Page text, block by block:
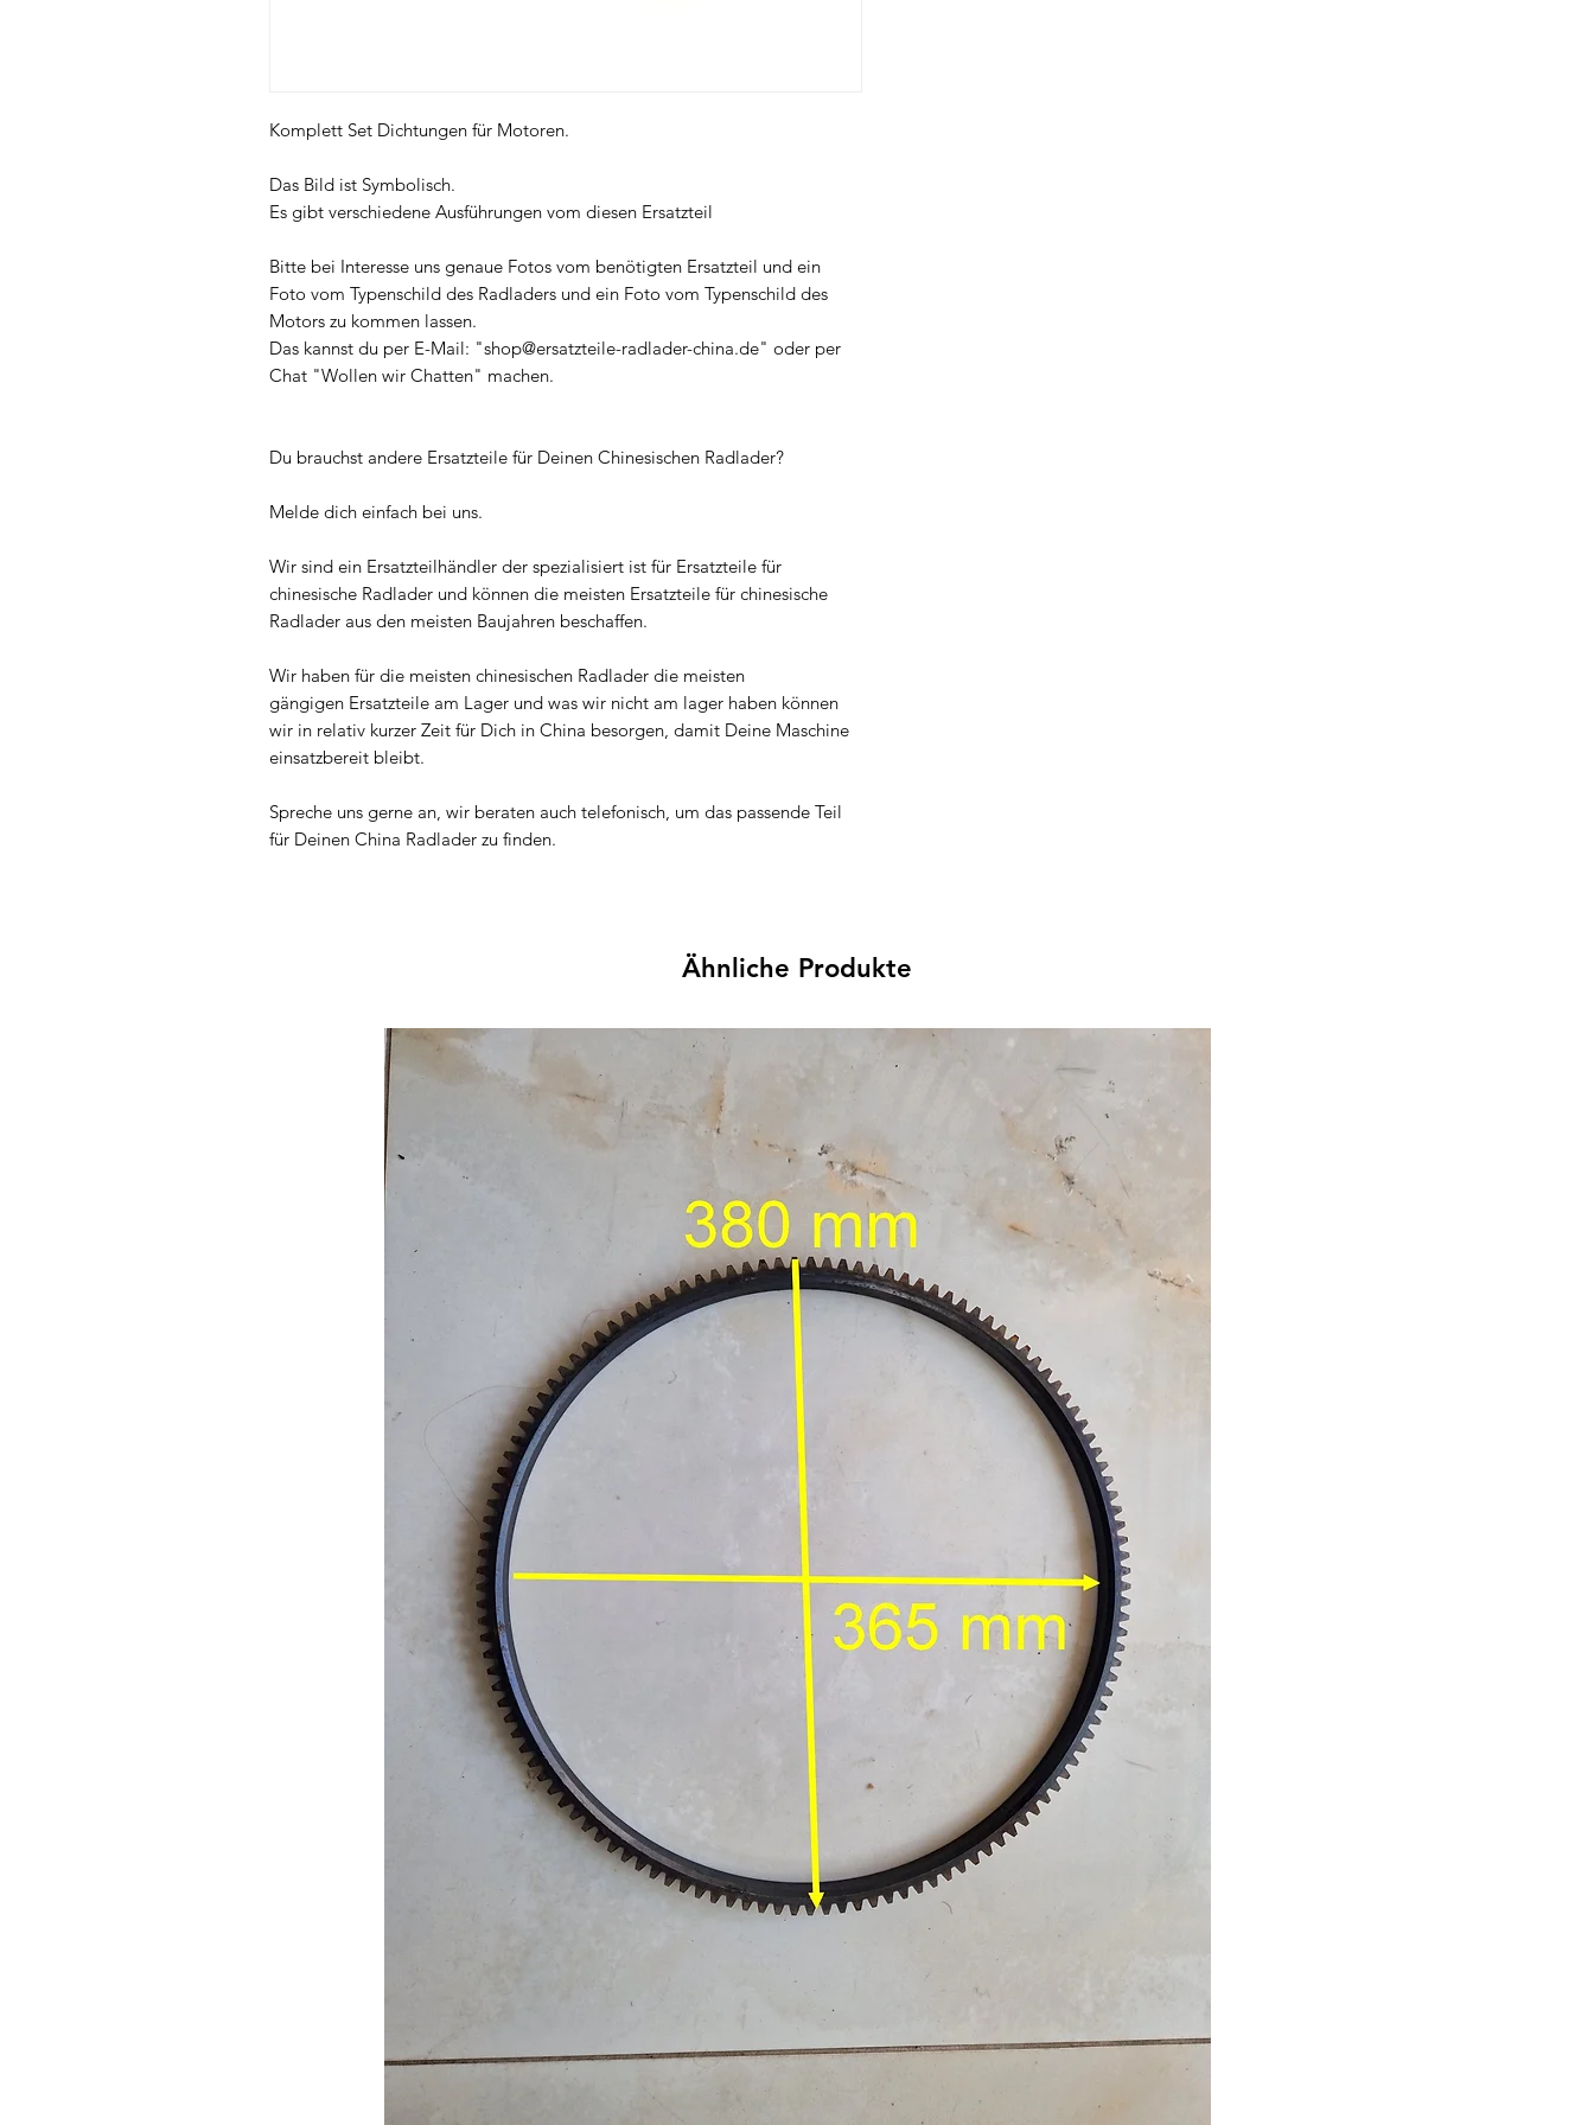
Komplett Set Dichtungen für Motoren.
Das Bild ist Symbolisch.
Es gibt verschiedene Ausführungen vom diesen Ersatzteil
Bitte bei Interesse uns genaue Fotos vom benötigten Ersatzteil und ein
Foto vom Typenschild des Radladers und ein Foto vom Typenschild des
Motors zu kommen lassen.
Das kannst du per E-Mail: "shop@ersatzteile-radlader-china.de" oder per
Chat "Wollen wir Chatten" machen.
Du brauchst andere Ersatzteile für Deinen Chinesischen Radlader?
Melde dich einfach bei uns.
Wir sind ein Ersatzteilhändler der spezialisiert ist für Ersatzteile für
chinesische Radlader und können die meisten Ersatzteile für chinesische
Radlader aus den meisten Baujahren beschaffen.
Wir haben für die meisten chinesischen Radlader die meisten
gängigen Ersatzteile am Lager und was wir nicht am lager haben können
wir in relativ kurzer Zeit für Dich in China besorgen, damit Deine Maschine
einsatzbereit bleibt.
Spreche uns gerne an, wir beraten auch telefonisch, um das passende Teil
für Deinen China Radlader zu finden.
Ähnliche Produkte